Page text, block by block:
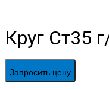
Круг Ст35
Запросить цену